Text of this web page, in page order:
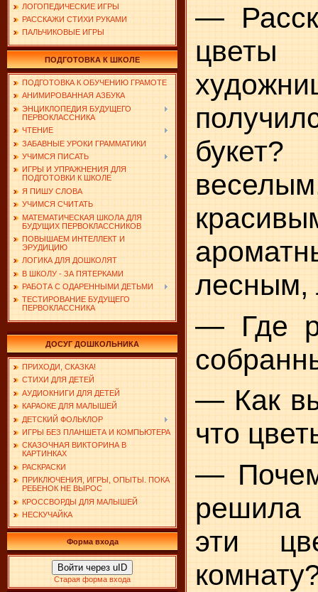
ЛОГОПЕДИЧЕСКИЕ ИГРЫ
РАССКАЖИ СТИХИ РУКАМИ
ПАЛЬЧИКОВЫЕ ИГРЫ
ПОДГОТОВКА К ШКОЛЕ
ПОДГОТОВКА К ОБУЧЕНИЮ ГРАМОТЕ
АНИМИРОВАННАЯ АЗБУКА
ЭНЦИКЛОПЕДИЯ БУДУЩЕГО
ПЕРВОКЛАССНИКА
ЧТЕНИЕ
ЗАБАВНЫЕ УРОКИ ГРАММАТИКИ
УЧИМСЯ ПИСАТЬ
ИГРЫ И УПРАЖНЕНИЯ ДЛЯ
ПОДГОТОВКИ К ШКОЛЕ
Я ПИШУ СЛОВА
УЧИМСЯ СЧИТАТЬ
МАТЕМАТИЧЕСКАЯ ШКОЛА ДЛЯ
БУДУЩИХ ПЕРВОКЛАССНИКОВ
ПОВЫШАЕМ ИНТЕЛЛЕКТ И
ЭРУДИЦИЮ
ЛОГИКА ДЛЯ ДОШКОЛЯТ
В ШКОЛУ - ЗА ПЯТЕРКАМИ
РАБОТА С ОДАРЕННЫМИ ДЕТЬМИ
ТЕСТИРОВАНИЕ БУДУЩЕГО
ПЕРВОКЛАССНИКА
ДОСУГ ДОШКОЛЬНИКА
ПРИХОДИ, СКАЗКА!
СТИХИ ДЛЯ ДЕТЕЙ
АУДИОКНИГИ ДЛЯ ДЕТЕЙ
КАРАОКЕ ДЛЯ МАЛЫШЕЙ
ДЕТСКИЙ ФОЛЬКЛОР
ИГРЫ БЕЗ ПЛАНШЕТА И КОМПЬЮТЕРА
СКАЗОЧНАЯ ВИКТОРИНА В
КАРТИНКАХ
РАСКРАСКИ
ПРИКЛЮЧЕНИЯ, ИГРЫ, ОПЫТЫ. ПОКА
РЕБЕНОК НЕ ВЫРОС
КРОССВОРДЫ ДЛЯ МАЛЫШЕЙ
НЕСКУЧАЙКА
Форма входа
Войти через uID
Старая форма входа
—
цветы
букет?
лесным,
— Где
— Как
что
—
решила
эти